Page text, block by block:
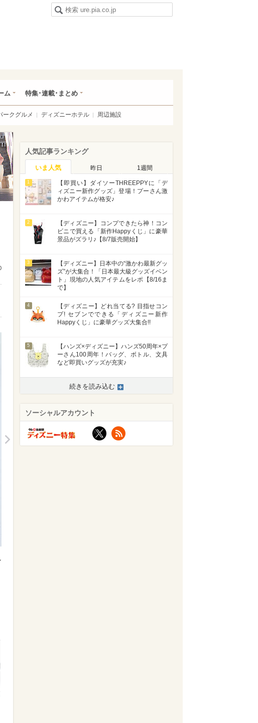
ム 特集･連載･まとめ
ークグルメ ディズニーホテル 周辺施設
>
人気記事ランキング
いま人気 昨日 1週間
1
【即買い】ダイソーTHREEPPYに「デ
ィズニー新作グッズ」登場！プーさん激
かわアイテムが格安♪
2
【ディズニー】コンプできたら神！コン
ビニで買える「新作Happyくじ」に豪華
景品がズラリ♪【8/7販売開始】
3
【ディズニー】日本中の“激かわ最新グッ
ズ”が大集合！「日本最大級グッズイベン
ト」現地の人気アイテムをレポ【8/16ま
で】
4
【ディズニー】どれ当てる? 目指せコン
プ! セブンでできる「ディズニー新作
Happyくじ」に豪華グッズ大集合!!
5
【ハンズ×ディズニー】ハンズ50周年×プ
ーさん100周年！バッグ、ボトル、文具
など即買いグッズが充実♪
続きを読み込む
ソーシャルアカウント
X